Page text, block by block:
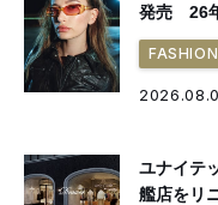
発売 26
FASHION
ユナイテ
艦店をリ